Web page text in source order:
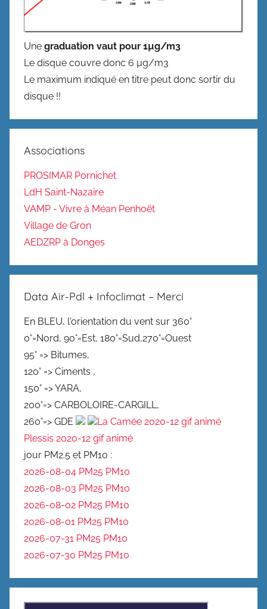
Une graduation vaut pour 1µg/m3
Le disque couvre donc 6 µg/m3
Le maximum indiqué en titre peut donc sortir du
disque !!
Associations
PROSIMAR Pornichet
LdH Saint-Nazaire
VAMP - Vivre à Méan Penhoët
Village de Gron
AEDZRP à Donges
Data Air-Pdl + Infoclimat – Merci
En BLEU, l'orientation du vent sur 360°
0°=Nord, 90°=Est, 180°=Sud,270°=Ouest
95° => Bitumes,
120° => Ciments ,
150° => YARA,
200°=> CARBOLOIRE-CARGILL,
260°=> GDE
La Camée 2020-12 gif animé
Plessis 2020-12 gif animé
jour PM2.5 et PM10 :
2026-08-04 PM25 PM10
2026-08-03 PM25 PM10
2026-08-02 PM25 PM10
2026-08-01 PM25 PM10
2026-07-31 PM25 PM10
2026-07-30 PM25 PM10